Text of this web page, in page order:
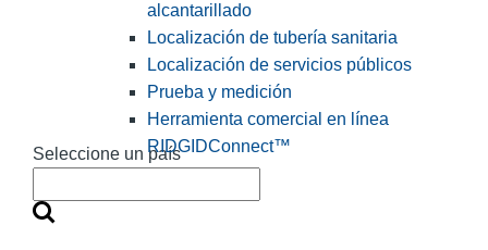
Seleccione un país
alcantarillado
Localización de tubería sanitaria
Localización de servicios públicos
Prueba y medición
Herramienta comercial en línea
RIDGIDConnect™